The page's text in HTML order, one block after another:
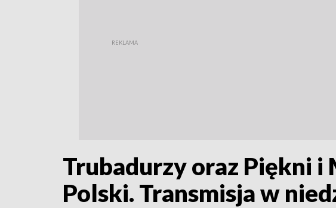
Trubadurzy oraz Piękni i
Polski. Transmisja w